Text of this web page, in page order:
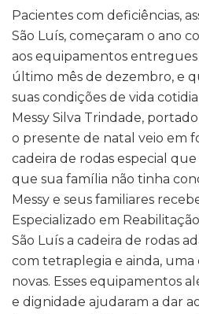
Pacientes com deficiências,
São Luís, começaram o ano
aos equipamentos
último mês de dezembro, e
suas condições de vida
Messy Silva Trindade,
o presente de natal veio em
cadeira de rodas especial
que sua família não tinha
Messy e seus familiares
Especializado em
São Luís a cadeira de rodas
com tetraplegia e ainda, uma
novas. Esses equipamentos
e dignidade ajudaram a dar